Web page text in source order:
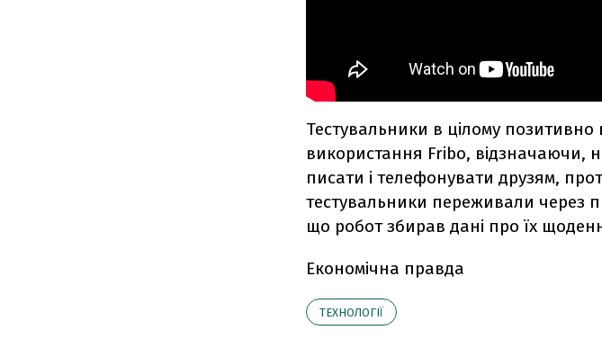
Тестувальники в цілому позитивно
використання Fribo, відзначаючи,
писати і телефонувати друзям,
тестувальники переживали через
що робот збирав дані про їх
Економічна правда
ТЕХНОЛОГІЇ